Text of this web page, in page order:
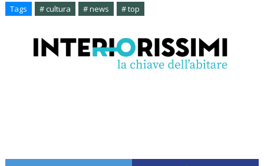
Tags # cultura # news # top